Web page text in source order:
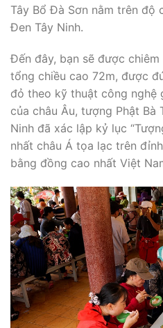
Tây Bổ Đà Sơn nằm trên độ
Đen Tây Ninh.
Đến đây, bạn sẽ được
tổng chiều cao 72m, được
đỏ theo kỹ thuật công nghệ
của châu Âu, tượng Phật Bà
Ninh đã xác lập kỷ lục
nhất châu Á tọa lạc trên
bằng đồng cao nhất Việt